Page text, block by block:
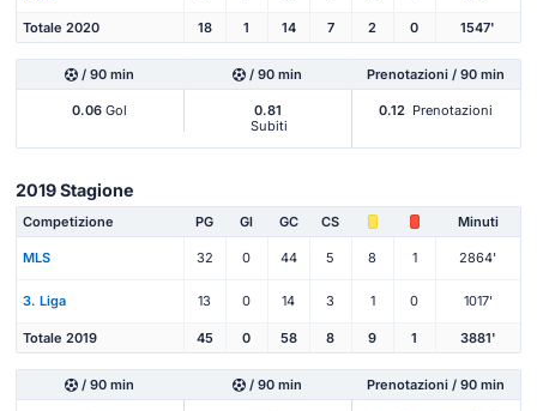
Totale 2020 18 1 14 7 2 0 1547'
/ 90 min / 90 min Prenotazioni / 90 min
0.06 Gol
0.81
Subiti
0.12 Prenotazioni
2019 Stagione
Competizione PG Gl GC CS Minuti
MLS 32 0 44 5 8 1 2864'
3. Liga 13 0 14 3 1 0 1017'
Totale 2019 45 0 58 8 9 1 3881'
/ 90 min / 90 min Prenotazioni / 90 min